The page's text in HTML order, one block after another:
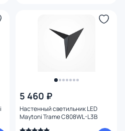
5 460 ₽
Настенный светильник LED
Maytoni Trame C808WL-L3B